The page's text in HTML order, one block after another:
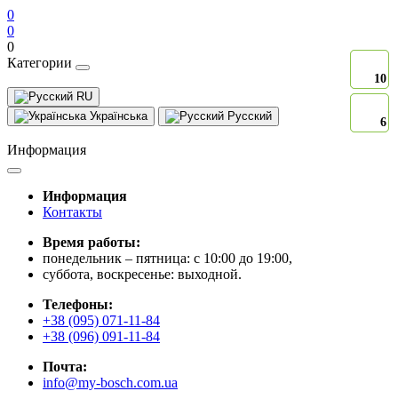
0
0
0
Категории
RU
Українська
Русский
Информация
Информация
Контакты
Время работы:
понедельник – пятница: с 10:00 до 19:00,
суббота, воскресенье: выходной.
Телефоны:
+38 (095) 071-11-84
+38 (096) 091-11-84
Почта:
info@my-bosch.com.ua
10
6
10
6